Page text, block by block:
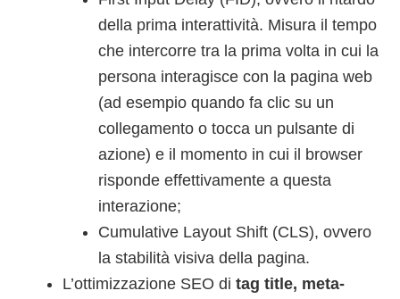
della prima interattività. Misura il tempo
che intercorre tra la prima volta in cui la
persona interagisce con la pagina web
(ad esempio quando fa clic su un
collegamento o tocca un pulsante di
azione) e il momento in cui il browser
risponde effettivamente a questa
interazione;
Cumulative Layout Shift (CLS), ovvero
la stabilità visiva della pagina.
L’ottimizzazione SEO di tag title, meta-